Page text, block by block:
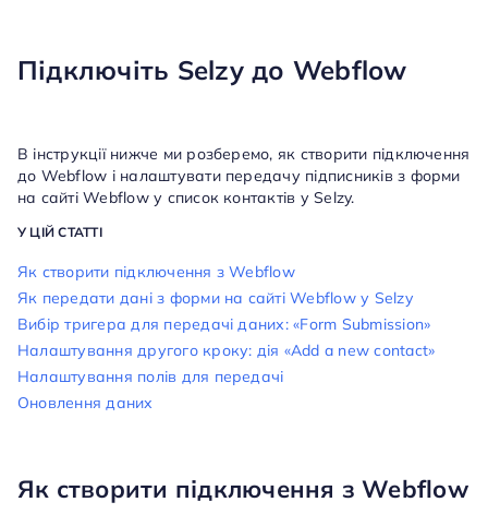
Підключіть Selzy до Webflow
В інструкції нижче ми розберемо, як створити підключення
до Webflow і налаштувати передачу підписників з форми
на сайті Webflow у список контактів у Selzy.
У ЦІЙ СТАТТІ
Як створити підключення з Webflow
Як передати дані з форми на сайті Webflow у Selzy
Вибір тригера для передачі даних: «Form Submission»
Налаштування другого кроку: дія «Add a new contact»
Налаштування полів для передачі
Оновлення даних
Як створити підключення з Webflow